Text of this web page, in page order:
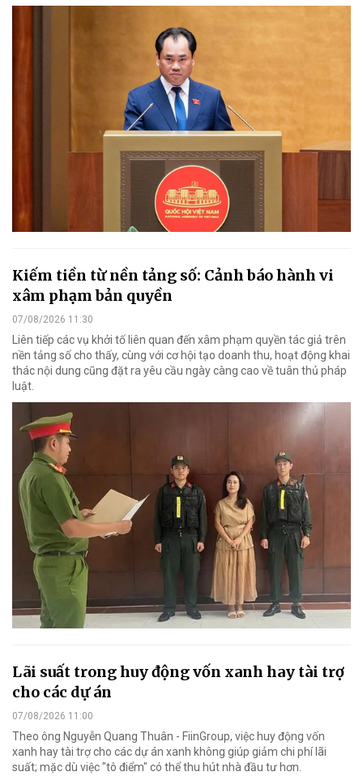
Kiếm tiền từ nền tảng số: Cảnh báo hành vi
xâm phạm bản quyền
07/08/2026 11:30
Liên tiếp các vụ khởi tố liên quan đến xâm phạm quyền tác giả trên
nền tảng số cho thấy, cùng với cơ hội tạo doanh thu, hoạt động khai
thác nội dung cũng đặt ra yêu cầu ngày càng cao về tuân thủ pháp
luật.
Lãi suất trong huy động vốn xanh hay tài trợ
cho các dự án
07/08/2026 11:00
Theo ông Nguyễn Quang Thuân - FiinGroup, việc huy động vốn
xanh hay tài trợ cho các dự án xanh không giúp giảm chi phí lãi
suất; mặc dù việc "tô điểm" có thể thu hút nhà đầu tư hơn.